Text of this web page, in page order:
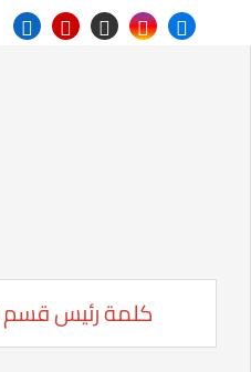
كلمة رئيس قسم